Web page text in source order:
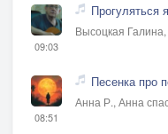
09:03
Прогуляться
Высоцкая
08:51
Песенка про
Анна Р., Анна